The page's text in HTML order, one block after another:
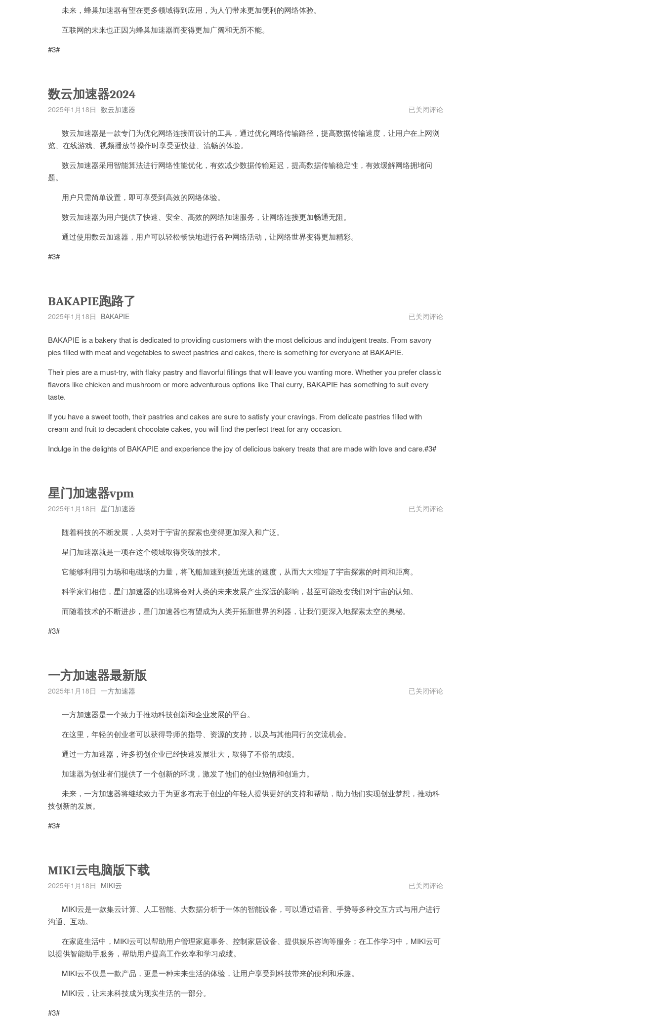
未来，蜂巢加速器有望在更多领域得到应用，为人们带来更加便利的网络体验。
互联网的未来也正因为蜂巢加速器而变得更加广阔和无所不能。
#3#
数云加速器2024
2025年1月18日 数云加速器
数
速
已关闭评论
数云加速器是一款专门为优化网络连接而设计的工具，通过优化网络传输路径，提高数据传输速度，让用户在上网浏
览、在线游戏、视频播放等操作时享受更快捷、流畅的体验。
数云加速器采用智能算法进行网络性能优化，有效减少数据传输延迟，提高数据传输稳定性，有效缓解网络拥堵问
题。
用户只需简单设置，即可享受到高效的网络体验。
数云加速器为用户提供了快速、安全、高效的网络加速服务，让网络连接更加畅通无阻。
通过使用数云加速器，用户可以轻松畅快地进行各种网络活动，让网络世界变得更加精彩。
#3#
BAKAPIE跑路了
2025年1月18日 BAKAPIE
BAKAPIE
了
已关闭评论
BAKAPIE is a bakery that is dedicated to providing customers with the most delicious and indulgent treats. From savory
pies filled with meat and vegetables to sweet pastries and cakes, there is something for everyone at BAKAPIE.
Their pies are a must-try, with flaky pastry and flavorful fillings that will leave you wanting more. Whether you prefer classic
flavors like chicken and mushroom or more adventurous options like Thai curry, BAKAPIE has something to suit every
taste.
If you have a sweet tooth, their pastries and cakes are sure to satisfy your cravings. From delicate pastries filled with
cream and fruit to decadent chocolate cakes, you will find the perfect treat for any occasion.
Indulge in the delights of BAKAPIE and experience the joy of delicious bakery treats that are made with love and care.#3#
星门加速器vpm
2025年1月18日 星门加速器
星
已关闭评论
随着科技的不断发展，人类对于宇宙的探索也变得更加深入和广泛。
星门加速器就是一项在这个领域取得突破的技术。
它能够利用引力场和电磁场的力量，将飞船加速到接近光速的速度，从而大大缩短了宇宙探索的时间和距离。
科学家们相信，星门加速器的出现将会对人类的未来发展产生深远的影响，甚至可能改变我们对宇宙的认知。
而随着技术的不断进步，星门加速器也有望成为人类开拓新世界的利器，让我们更深入地探索太空的奥秘。
#3#
一方加速器最新版
2025年1月18日 一方加速器
一
已关闭评论
一方加速器是一个致力于推动科技创新和企业发展的平台。
在这里，年轻的创业者可以获得导师的指导、资源的支持，以及与其他同行的交流机会。
通过一方加速器，许多初创企业已经快速发展壮大，取得了不俗的成绩。
加速器为创业者们提供了一个创新的环境，激发了他们的创业热情和创造力。
未来，一方加速器将继续致力于为更多有志于创业的年轻人提供更好的支持和帮助，助力他们实现创业梦想，推动科
技创新的发展。
#3#
MIKI云电脑版下载
2025年1月18日 MIKI云
MIKI
脑
已关闭评论
MIKI云是一款集云计算、人工智能、大数据分析于一体的智能设备，可以通过语音、手势等多种交互方式与用户进行
沟通、互动。
在家庭生活中，MIKI云可以帮助用户管理家庭事务、控制家居设备、提供娱乐咨询等服务；在工作学习中，MIKI云可
以提供智能助手服务，帮助用户提高工作效率和学习成绩。
MIKI云不仅是一款产品，更是一种未来生活的体验，让用户享受到科技带来的便利和乐趣。
MIKI云，让未来科技成为现实生活的一部分。
#3#